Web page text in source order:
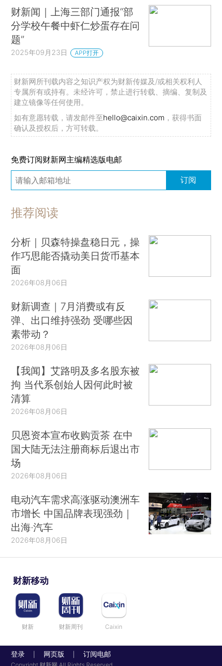
财新闻｜上海三部门通报“部
分学校午餐中虾仁炒蛋存在问
题”
2025年09月23日 APP打开
财新网所刊载内容之知识产权为财新传媒及/或相关权利人
专属所有或持有。未经许可，禁止进行转载、摘编、复制及
建立镜像等任何使用。
如有意愿转载，请发邮件至hello@caixin.com ，获得书面
确认及授权后，方可转载。
免费订阅财新网主编精选版电邮
订阅
推荐阅读
分析｜贝森特操盘稳日元，操
作巧思能否撬动美日货币基本
面
2026年08月06日
财新调查｜7月消费或有反
弹、出口维持强劲 受哪些因
素带动？
2026年08月06日
【我闻】艾路明及多名股东被
拘 当代系创始人因何此时被
清算
2026年08月06日
贝恩资本宣布收购贡茶 在中
国大陆无法注册商标后退出市
场
2026年08月06日
电动汽车需求高涨驱动澳洲车
市增长 中国品牌表现强劲｜
出海·汽车
2026年08月06日
财新移动
财新 财新周刊 Caixin
登录 网页版 订阅电邮